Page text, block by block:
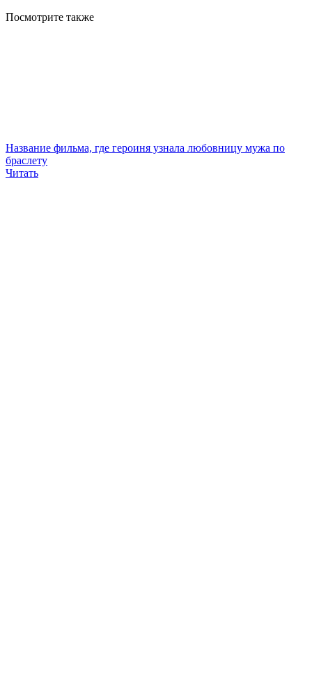
Посмотрите также
Название фильма, где героиня узнала любовницу мужа по
браслету
Читать